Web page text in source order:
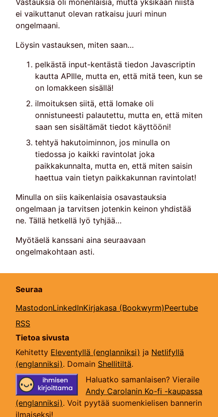
Vastauksia oli monenlaisia, mutta yksikään niistä
ei vaikuttanut olevan ratkaisu juuri minun
ongelmaani.
Löysin vastauksen, miten saan…
pelkästä input-kentästä tiedon Javascriptin
kautta APIlle, mutta en, että mitä teen, kun se
on lomakkeen sisällä!
ilmoituksen siitä, että lomake oli
onnistuneesti palautettu, mutta en, että miten
saan sen sisältämät tiedot käyttööni!
tehtyä hakutoiminnon, jos minulla on
tiedossa jo kaikki ravintolat joka
paikkakunnalta, mutta en, että miten saisin
haettua vain tietyn paikkakunnan ravintolat!
Minulla on siis kaikenlaisia osavastauksia
ongelmaan ja tarvitsen jotenkin keinon yhdistää
ne. Tällä hetkellä lyö tyhjää…
Myötäelä kanssani aina seuraavaan
ongelmakohtaan asti.
Seuraa
MastodonLinkedInKirjakasa (Bookwyrm)Peertube
RSS
Tietoa sivusta
Kehitetty Eleventyllä (englanniksi) ja Netlifyllä
(englanniksi). Domain Shellitiltä.
Haluatko samanlaisen? Vieraile
Andy Carolanin Ko-fi -kaupassa
(englanniksi). Voit pyytää suomenkielisen bannerin
ilmaiseksi!